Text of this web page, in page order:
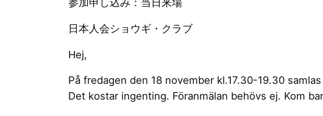
日本人会ショウギ・クラブ
Hej,
På fredagen den 18 november kl.17.30-19.30
Det kostar ingenting. Föranmälan behövs ej. Kom